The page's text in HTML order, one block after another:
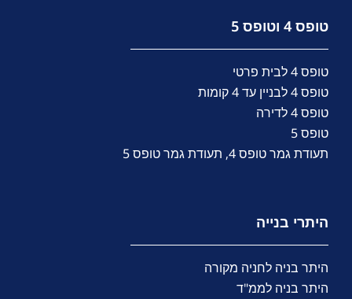
טופס 4 וטופס 5
טופס 4 לבית פרטי
טופס 4 לבניין עד 4 קומות
טופס 4 לדירה
טופס 5
תעודת גמר טופס 4, תעודת גמר טופס 5
היתרי בנייה
היתר בניה לחניה מקורה
היתר בניה לממ"ד